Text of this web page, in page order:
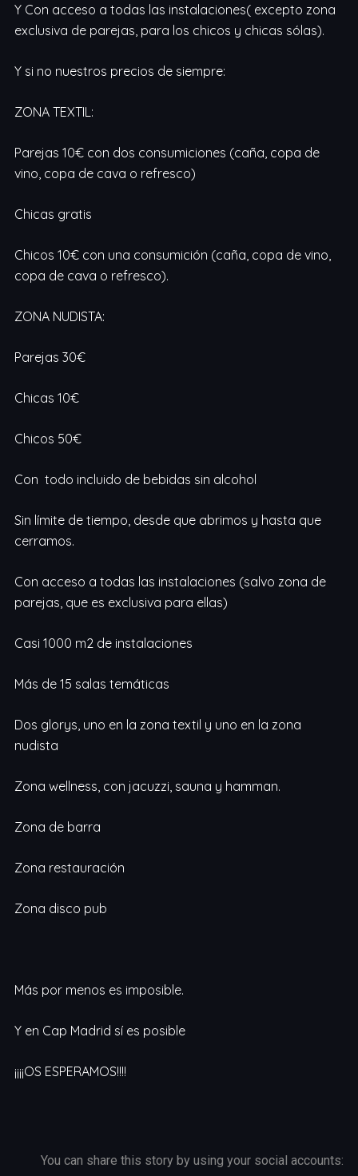
Y Con acceso a todas las instalaciones( excepto zona
exclusiva de parejas, para los chicos y chicas sólas).
Y si no nuestros precios de siempre:
ZONA TEXTIL:
Parejas 10€ con dos consumiciones (caña, copa de
vino, copa de cava o refresco)
Chicas gratis
Chicos 10€ con una consumición (caña, copa de vino,
copa de cava o refresco).
ZONA NUDISTA:
Parejas 30€
Chicas 10€
Chicos 50€
Con todo incluido de bebidas sin alcohol
Sin límite de tiempo, desde que abrimos y hasta que
cerramos.
Con acceso a todas las instalaciones (salvo zona de
parejas, que es exclusiva para ellas)
Casi 1000 m2 de instalaciones
Más de 15 salas temáticas
Dos glorys, uno en la zona textil y uno en la zona
nudista
Zona wellness, con jacuzzi, sauna y hamman.
Zona de barra
Zona restauración
Zona disco pub
Más por menos es imposible.
Y en Cap Madrid sí es posible
¡¡¡¡OS ESPERAMOS!!!!
You can share this story by using your social accounts: